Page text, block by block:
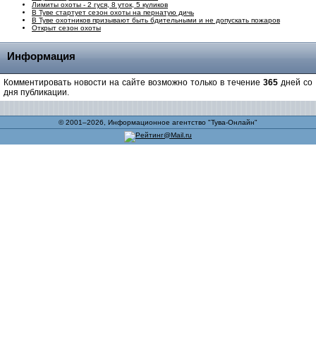
Лимиты охоты - 2 гуся, 8 уток, 5 куликов
В Туве стартует сезон охоты на пернатую дичь
В Туве охотников призывают быть бдительными и не допускать пожаров
Открыт сезон охоты
Информация
Комментировать новости на сайте возможно только в течение 365 дней со
дня публикации.
© 2001–2026, Информационное агентство "Тува-Онлайн"